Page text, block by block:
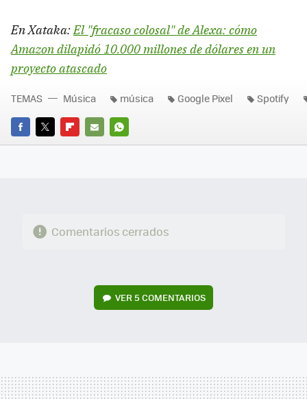
En Xataka:El "fracaso colosal" de Alexa: cómo
Amazon dilapidó 10.000 millones de dólares en un
proyecto atascado
FACEBOOK
TWITTERFLIPBOARD
E-
WHATSAPP
TEMAS Música música Google Pixel Spotify
Comentarios cerrados
VER5 COMENTARIOS